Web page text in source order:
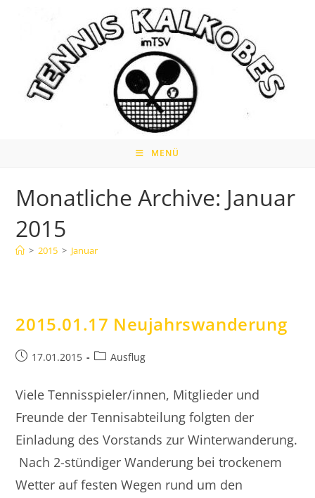
MENÜ
Monatliche Archive: Januar
2015
> 2015 > Januar
2015.01.17 Neujahrswanderung
Beitrag17.01.2015
Beitrags-
Ausflug
Viele Tennisspieler/innen, Mitglieder und
Freunde der Tennisabteilung folgten der
Einladung des Vorstands zur Winterwanderung.
Nach 2-stündiger Wanderung bei trockenem
Wetter auf festen Wegen rund um den